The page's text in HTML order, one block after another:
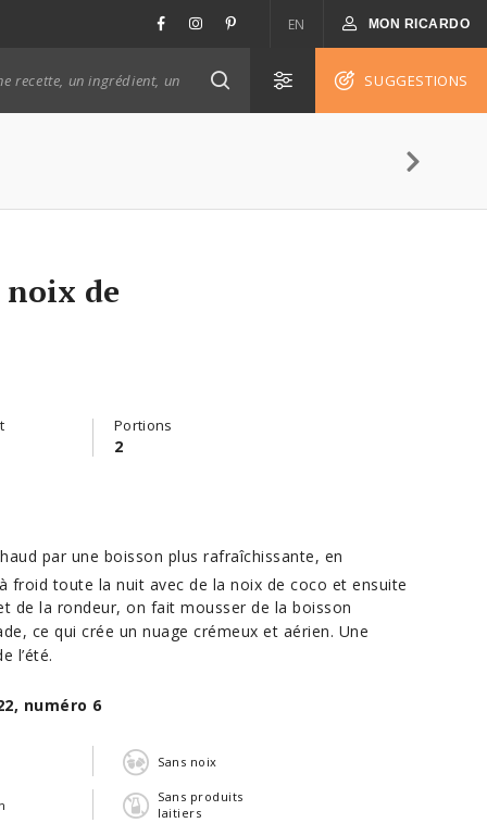
EN MON RICARDO
SUGGESTIONS
de
Portions
2
par une boisson plus rafraîchissante, en
froid toute la nuit avec de la noix de coco et ensuite
de la rondeur, on fait mousser de la boisson
ce qui crée un nuage crémeux et aérien. Une
l’été.
numéro 6
Sans noix
Sans produits
laitiers